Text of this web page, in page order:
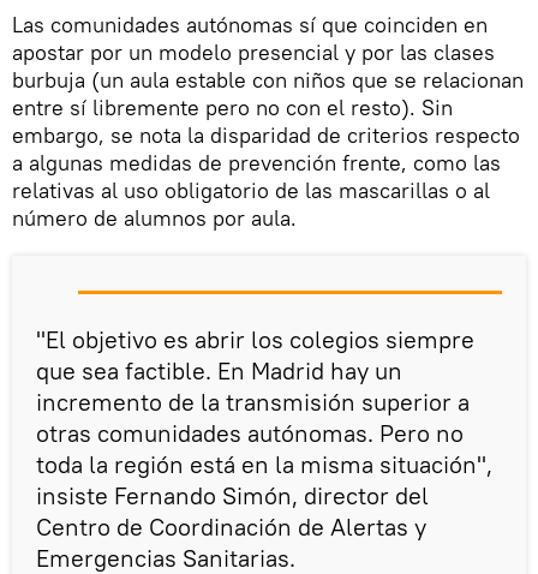
Las comunidades autónomas sí que coinciden en
apostar por un modelo presencial y por las clases
burbuja (un aula estable con niños que se relacionan
entre sí libremente pero no con el resto). Sin
embargo, se nota la disparidad de criterios respecto
a algunas medidas de prevención frente, como las
relativas al uso obligatorio de las mascarillas o al
número de alumnos por aula.
"El objetivo es abrir los colegios siempre
que sea factible. En Madrid hay un
incremento de la transmisión superior a
otras comunidades autónomas. Pero no
toda la región está en la misma situación",
insiste Fernando Simón, director del
Centro de Coordinación de Alertas y
Emergencias Sanitarias.